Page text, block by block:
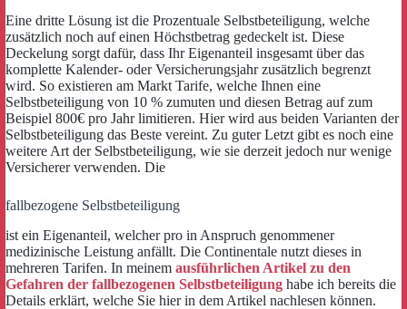
Eine dritte Lösung ist die Prozentuale Selbstbeteiligung, welche
zusätzlich noch auf einen Höchstbetrag gedeckelt ist. Diese
Deckelung sorgt dafür, dass Ihr Eigenanteil insgesamt über das
komplette Kalender- oder Versicherungsjahr zusätzlich begrenzt
wird. So existieren am Markt Tarife, welche Ihnen eine
Selbstbeteiligung von 10 % zumuten und diesen Betrag auf zum
Beispiel 800€ pro Jahr limitieren. Hier wird aus beiden Varianten der
Selbstbeteiligung das Beste vereint. Zu guter Letzt gibt es noch eine
weitere Art der Selbstbeteiligung, wie sie derzeit jedoch nur wenige
Versicherer verwenden. Die
fallbezogene Selbstbeteiligung
ist ein Eigenanteil, welcher pro in Anspruch genommener
medizinische Leistung anfällt. Die Continentale nutzt dieses in
mehreren Tarifen. In meinem ausführlichen Artikel zu den
Gefahren der fallbezogenen Selbstbeteiligung habe ich bereits die
Details erklärt, welche Sie hier in dem Artikel nachlesen können.